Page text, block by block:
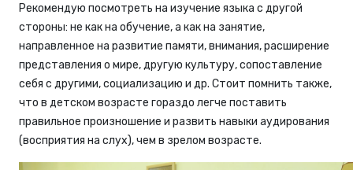
Рекомендую посмотреть на изучение языка с другой
стороны: не как на обучение, а как на занятие,
направленное на развитие памяти, внимания, расширение
представления о мире, другую культуру, сопоставление
себя с другими, социализацию и др. Стоит помнить также,
что в детском возрасте гораздо легче поставить
правильное произношение и развить навыки аудирования
(восприятия на слух), чем в зрелом возрасте.